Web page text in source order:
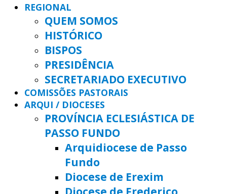
REGIONAL
QUEM SOMOS
HISTÓRICO
BISPOS
PRESIDÊNCIA
SECRETARIADO EXECUTIVO
COMISSÕES PASTORAIS
ARQUI / DIOCESES
PROVÍNCIA ECLESIÁSTICA DE
PASSO FUNDO
Arquidiocese de Passo
Fundo
Diocese de Erexim